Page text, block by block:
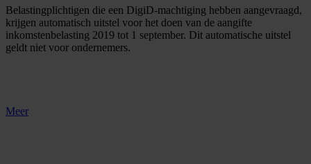
Belastingplichtigen die een DigiD-machtiging hebben aangevraagd,
krijgen automatisch uitstel voor het doen van de aangifte
inkomstenbelasting 2019 tot 1 september. Dit automatische uitstel
geldt niet voor ondernemers.
Meer